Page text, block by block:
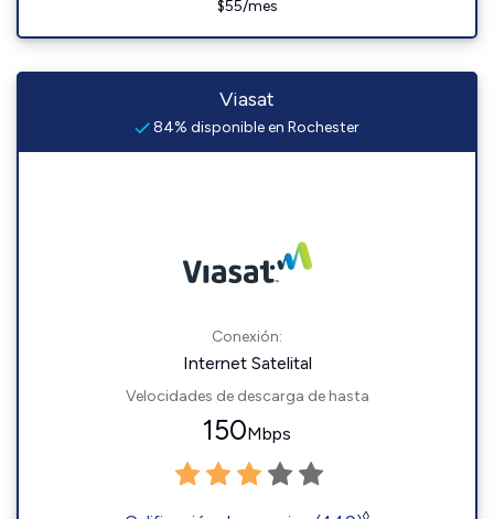
$55/mes
Viasat
84% disponible en Rochester
Conexión:
Internet Satelital
Velocidades de descarga de hasta
150Mbps